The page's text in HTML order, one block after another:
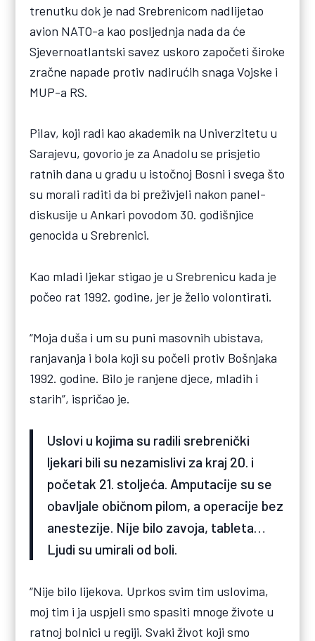
trenutku dok je nad Srebrenicom nadlijetao
avion NATO-a kao posljednja nada da će
Sjevernoatlantski savez uskoro započeti široke
zračne napade protiv nadirućih snaga Vojske i
MUP-a RS.
Pilav, koji radi kao akademik na Univerzitetu u
Sarajevu, govorio je za Anadolu se prisjetio
ratnih dana u gradu u istočnoj Bosni i svega što
su morali raditi da bi preživjeli nakon panel-
diskusije u Ankari povodom 30. godišnjice
genocida u Srebrenici.
Kao mladi ljekar stigao je u Srebrenicu kada je
počeo rat 1992. godine, jer je želio volontirati.
“Moja duša i um su puni masovnih ubistava,
ranjavanja i bola koji su počeli protiv Bošnjaka
1992. godine. Bilo je ranjene djece, mladih i
starih”, ispričao je.
Uslovi u kojima su radili srebrenički
ljekari bili su nezamislivi za kraj 20. i
početak 21. stoljeća. Amputacije su se
obavljale običnom pilom, a operacije bez
anestezije. Nije bilo zavoja, tableta…
Ljudi su umirali od boli.
“Nije bilo lijekova. Uprkos svim tim uslovima,
moj tim i ja uspjeli smo spasiti mnoge živote u
ratnoj bolnici u regiji. Svaki život koji smo